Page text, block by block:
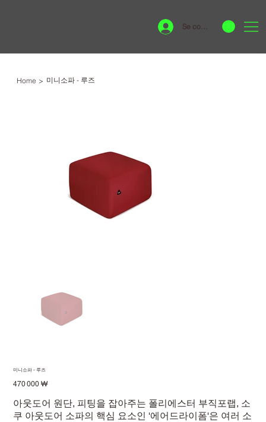
Se connecter
Home > 미니소파 - 루즈
미니소파 - 루즈
Prix
470 000 ₩
아웃도어 원단, 피팅을 잡아주는 폴리에스터 부직포랩, 소
쿠 아웃도어 소파의 핵심 요소인 '에어드라이폼'은 여러 소